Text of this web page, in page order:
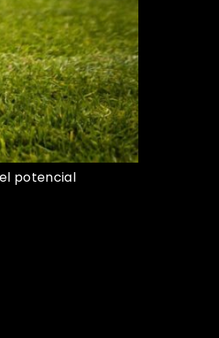
potencial